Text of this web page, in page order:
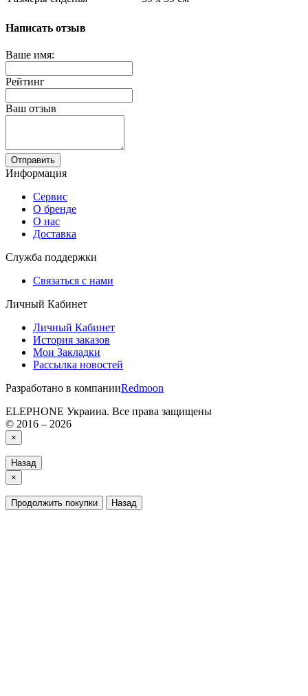
Написать отзыв
Ваше имя:
Рейтинг
Ваш отзыв
Отправить
Информация
Сервис
О бренде
О нас
Доставка
Служба поддержки
Связаться с нами
Личный Кабинет
Личный Кабинет
История заказов
Мои Закладки
Рассылка новостей
Разработано в компанииRedmoon
ELEPHONE Украина. Все права защищены
© 2016 – 2026
×
Назад
×
Продолжить покупки Назад